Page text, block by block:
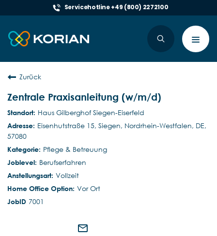
Servicehotline +49 (800) 2272100
Zurück
Zentrale Praxisanleitung (w/m/d)
Haus Gilberghof Siegen-Eiserfeld
Eisenhutstraße 15, Siegen, Nordrhein-Westfalen, DE,
57080
Pflege & Betreuung
Berufserfahren
Vollzeit
Vor Ort
7001
mail_outline